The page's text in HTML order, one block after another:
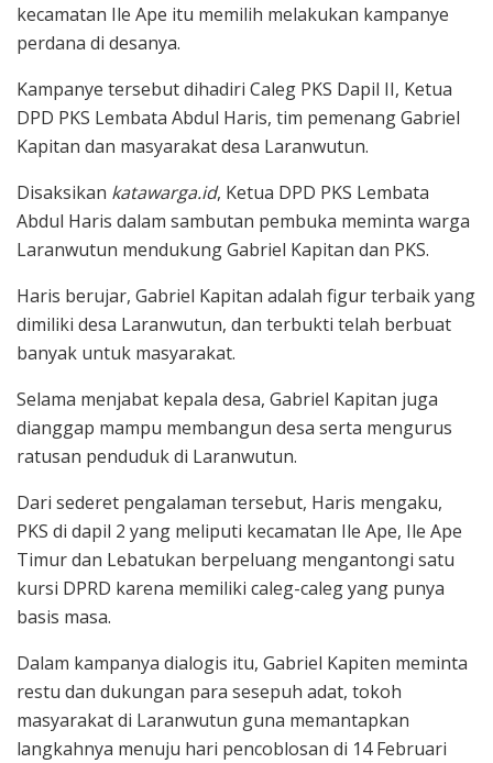
kecamatan Ile Ape itu memilih melakukan kampanye
perdana di desanya.
Kampanye tersebut dihadiri Caleg PKS Dapil II, Ketua
DPD PKS Lembata Abdul Haris, tim pemenang Gabriel
Kapitan dan masyarakat desa Laranwutun.
Disaksikan katawarga.id, Ketua DPD PKS Lembata
Abdul Haris dalam sambutan pembuka meminta warga
Laranwutun mendukung Gabriel Kapitan dan PKS.
Haris berujar, Gabriel Kapitan adalah figur terbaik yang
dimiliki desa Laranwutun, dan terbukti telah berbuat
banyak untuk masyarakat.
Selama menjabat kepala desa, Gabriel Kapitan juga
dianggap mampu membangun desa serta mengurus
ratusan penduduk di Laranwutun.
Dari sederet pengalaman tersebut, Haris mengaku,
PKS di dapil 2 yang meliputi kecamatan Ile Ape, Ile Ape
Timur dan Lebatukan berpeluang mengantongi satu
kursi DPRD karena memiliki caleg-caleg yang punya
basis masa.
Dalam kampanya dialogis itu, Gabriel Kapiten meminta
restu dan dukungan para sesepuh adat, tokoh
masyarakat di Laranwutun guna memantapkan
langkahnya menuju hari pencoblosan di 14 Februari